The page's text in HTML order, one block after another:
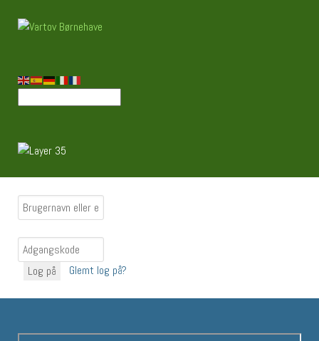
Log på Glemt log på?